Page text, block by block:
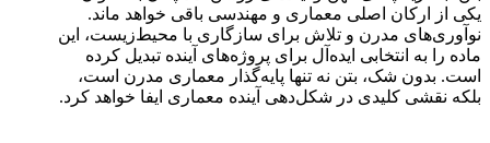
یکی از ارکان اصلی معماری و مهندسی باقی خواهد ماند.
نوآوری‌های مدرن و تلاش برای سازگاری با محیط‌زیست، این
ماده را به انتخابی ایده‌آل برای پروژه‌های آینده تبدیل کرده
است. بدون شک، بتن نه تنها پایه‌گذار معماری مدرن است،
بلکه نقشی کلیدی در شکل‌دهی آینده معماری ایفا خواهد کرد.